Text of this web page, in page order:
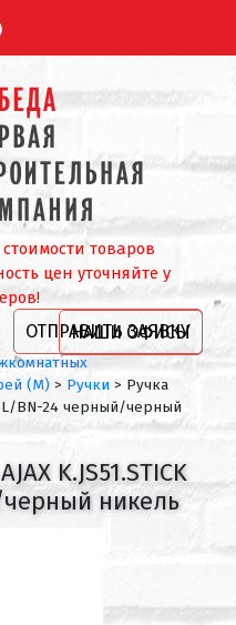
товаров
цен уточняйте у
ОТПРАВИТЬ ЗАЯВКУ
НАШИ ОФИСЫ
(М) > Ручки > Ручка
BL/BN-24 черный/черный
K.JS51.STICK
никель